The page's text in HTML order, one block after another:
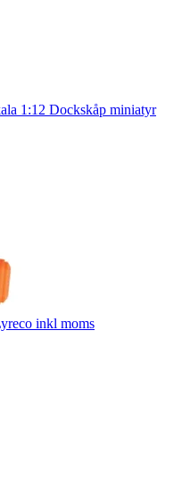
1:12 Dockskåp miniatyr
inkl moms